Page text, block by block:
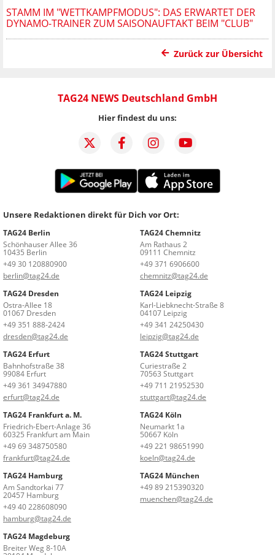
STAMM IM "WETTKAMPFMODUS": DAS ERWARTET DER
DYNAMO-TRAINER ZUM SAISONAUFTAKT BEIM "CLUB"
Zurück zur Übersicht
TAG24 NEWS Deutschland GmbH
Hier findest du uns:
Unsere Redaktionen direkt für Dich vor Ort:
TAG24 Berlin
Schönhauser Allee 36
10435 Berlin
+49 30 120880900
berlin@tag24.de
TAG24 Chemnitz
Am Rathaus 2
09111 Chemnitz
+49 371 6906600
chemnitz@tag24.de
TAG24 Dresden
Ostra-Allee 18
01067 Dresden
+49 351 888-2424
dresden@tag24.de
TAG24 Leipzig
Karl-Liebknecht-Straße 8
04107 Leipzig
+49 341 24250430
leipzig@tag24.de
TAG24 Erfurt
Bahnhofstraße 38
99084 Erfurt
+49 361 34947880
erfurt@tag24.de
TAG24 Stuttgart
Curiestraße 2
70563 Stuttgart
+49 711 21952530
stuttgart@tag24.de
TAG24 Frankfurt a. M.
Friedrich-Ebert-Anlage 36
60325 Frankfurt am Main
+49 69 348750580
frankfurt@tag24.de
TAG24 Köln
Neumarkt 1a
50667 Köln
+49 221 98651990
koeln@tag24.de
TAG24 Hamburg
Am Sandtorkai 77
20457 Hamburg
+49 40 228608090
hamburg@tag24.de
TAG24 München
+49 89 215390320
muenchen@tag24.de
TAG24 Magdeburg
Breiter Weg 8-10A